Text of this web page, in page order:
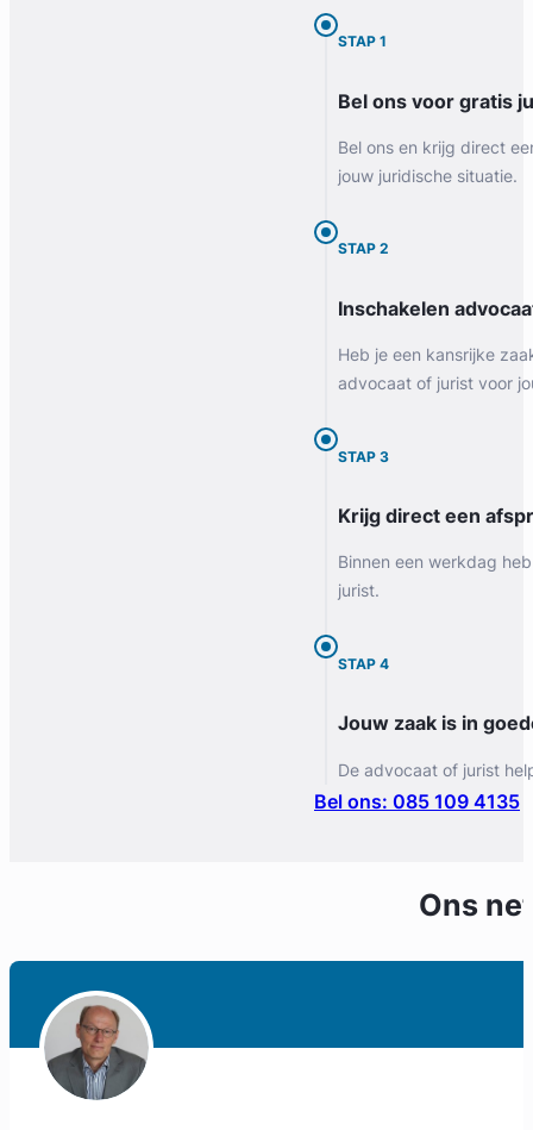
STAP 1
Bel ons voor gratis
Bel ons en krijg direct
jouw juridische situatie.
STAP 2
Inschakelen
Heb je een kansrijke
advocaat of jurist voor
STAP 3
Krijg direct een
Binnen een werkdag
jurist.
STAP 4
Jouw zaak is in
De advocaat of jurist
Bel ons: 085 109 4135
Ons